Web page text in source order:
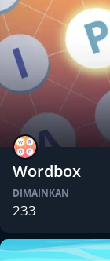
Wordbox
DIMAINKAN
233